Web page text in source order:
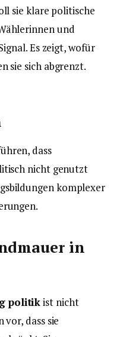
sie klare politische
und
Es zeigt, wofür
sie sich abgrenzt.
dass
nicht genutzt
komplexer
in
politikist nicht
dass sie